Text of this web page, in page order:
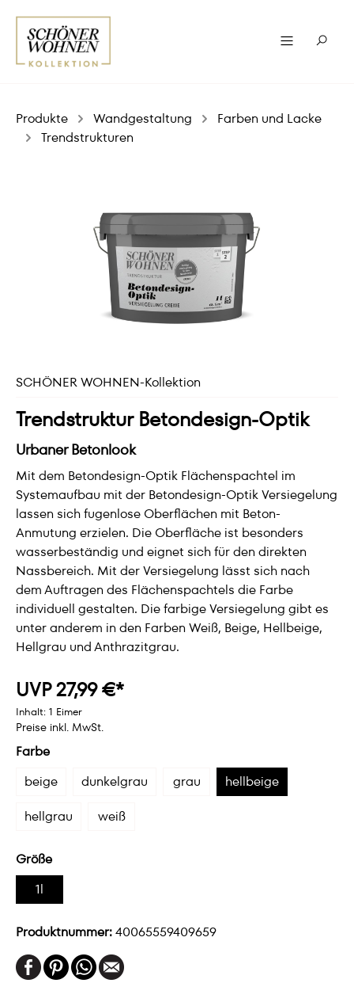
Produkte Wandgestaltung
Farben und Lacke
Trendstrukturen
SCHÖNER WOHNEN-Kollektion
Trendstruktur Betondesign-Optik
Urbaner Betonlook
Mit dem Betondesign-Optik Flächenspachtel im
Systemaufbau mit der Betondesign-Optik Versiegelung
lassen sich fugenlose Oberflächen mit Beton-
Anmutung erzielen. Die Oberfläche ist besonders
wasserbeständig und eignet sich für den direkten
Nassbereich. Mit der Versiegelung lässt sich nach
dem Auftragen des Flächenspachtels die Farbe
individuell gestalten. Die farbige Versiegelung gibt es
unter anderem in den Farben Weiß, Beige, Hellbeige,
Hellgrau und Anthrazitgrau.
UVP 27,99 €*
Inhalt: 1 Eimer
Preise inkl. MwSt.
Farbe
beige
dunkelgrau grau
hellbeige
hellgrau
weiß
Größe
1l
Produktnummer:40065559409659